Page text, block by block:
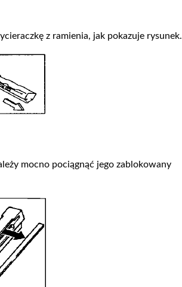
z ramienia, jak pokazuje rysunek.
mocno pociągnąć jego zablokowany